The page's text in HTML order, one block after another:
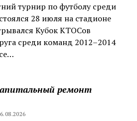
турнир по футболу среди
28 июля на стадионе
Кубок КТОСов
среди команд 2012–2014
ремонт